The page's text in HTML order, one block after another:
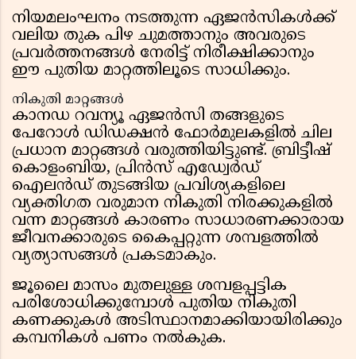
നിയമലംഘനം നടത്തുന്ന ഏജൻസികൾക്ക്
വലിയ തുക പിഴ ചുമത്താനും അവരുടെ
പ്രവർത്തനങ്ങൾ നേരിട്ട് നിരീക്ഷിക്കാനും
ഈ പുതിയ മാറ്റത്തിലൂടെ സാധിക്കും.
നികുതി മാറ്റങ്ങൾ
കാനഡ റവന്യൂ ഏജൻസി തങ്ങളുടെ
പേറോൾ ഡിഡക്ഷൻ ഫോർമുലകളിൽ ചില
പ്രധാന മാറ്റങ്ങൾ വരുത്തിയിട്ടുണ്ട്. ബ്രിട്ടീഷ്
കൊളംബിയ, പ്രിൻസ് എഡ്വേർഡ്
ഐലൻഡ് തുടങ്ങിയ പ്രവിശ്യകളിലെ
വ്യക്തിഗത വരുമാന നികുതി നിരക്കുകളിൽ
വന്ന മാറ്റങ്ങൾ കാരണം സാധാരണക്കാരായ
ജീവനക്കാരുടെ കൈപ്പറ്റുന്ന ശമ്പളത്തിൽ
വ്യത്യാസങ്ങൾ പ്രകടമാകും.
ജൂലൈ മാസം മുതലുള്ള ശമ്പളപ്പട്ടിക
പരിശോധിക്കുമ്പോൾ പുതിയ നികുതി
കണക്കുകൾ അടിസ്ഥാനമാക്കിയായിരിക്കും
കമ്പനികൾ പണം നൽകുക.